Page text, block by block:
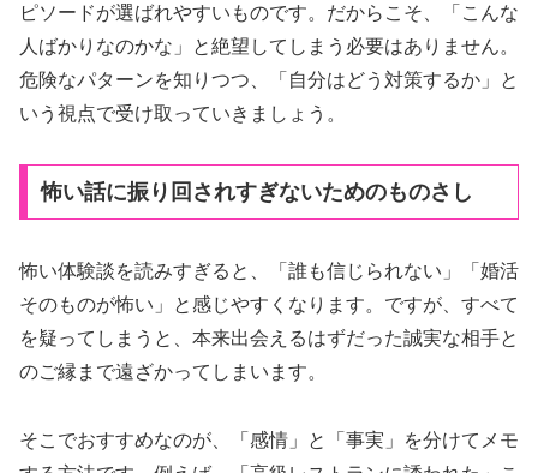
ピソードが選ばれやすいものです。だからこそ、「こんな
人ばかりなのかな」と絶望してしまう必要はありません。
危険なパターンを知りつつ、「自分はどう対策するか」と
いう視点で受け取っていきましょう。
怖い話に振り回されすぎないためのものさし
怖い体験談を読みすぎると、「誰も信じられない」「婚活
そのものが怖い」と感じやすくなります。ですが、すべて
を疑ってしまうと、本来出会えるはずだった誠実な相手と
のご縁まで遠ざかってしまいます。
そこでおすすめなのが、「感情」と「事実」を分けてメモ